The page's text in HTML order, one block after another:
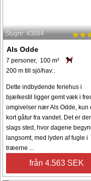
Stugnr: 43884
Als Odde
7 personer, 100 m²
200 m till sjö/hav:.
Dette indbydende feriehus i
bjælkestil ligger gemt væk i
omgivelser nær Als Odde, kun
kort gåtur fra vandet. Det er
slags sted, hvor dagene
langsomt, med lyden af ​​fugle i
træerne ...
från 4.563 SEK